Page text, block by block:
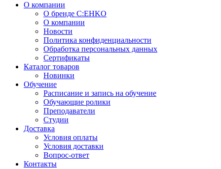
О компании
О бренде C:EHKO
О компании
Новости
Политика конфиденциальности
Обработка персональных данных
Сертификаты
Каталог товаров
Новинки
Обучение
Расписание и запись на обучение
Обучающие ролики
Преподаватели
Студии
Доставка
Условия оплаты
Условия доставки
Вопрос-ответ
Контакты